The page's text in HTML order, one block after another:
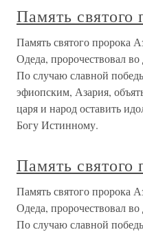
Память
Память святого пророка
Одеда, пророчествовал
По случаю славной
эфиопским, Азария,
царя и народ оставить
Богу Истинному.
Память
Память святого пророка
Одеда, пророчествовал
По случаю славной